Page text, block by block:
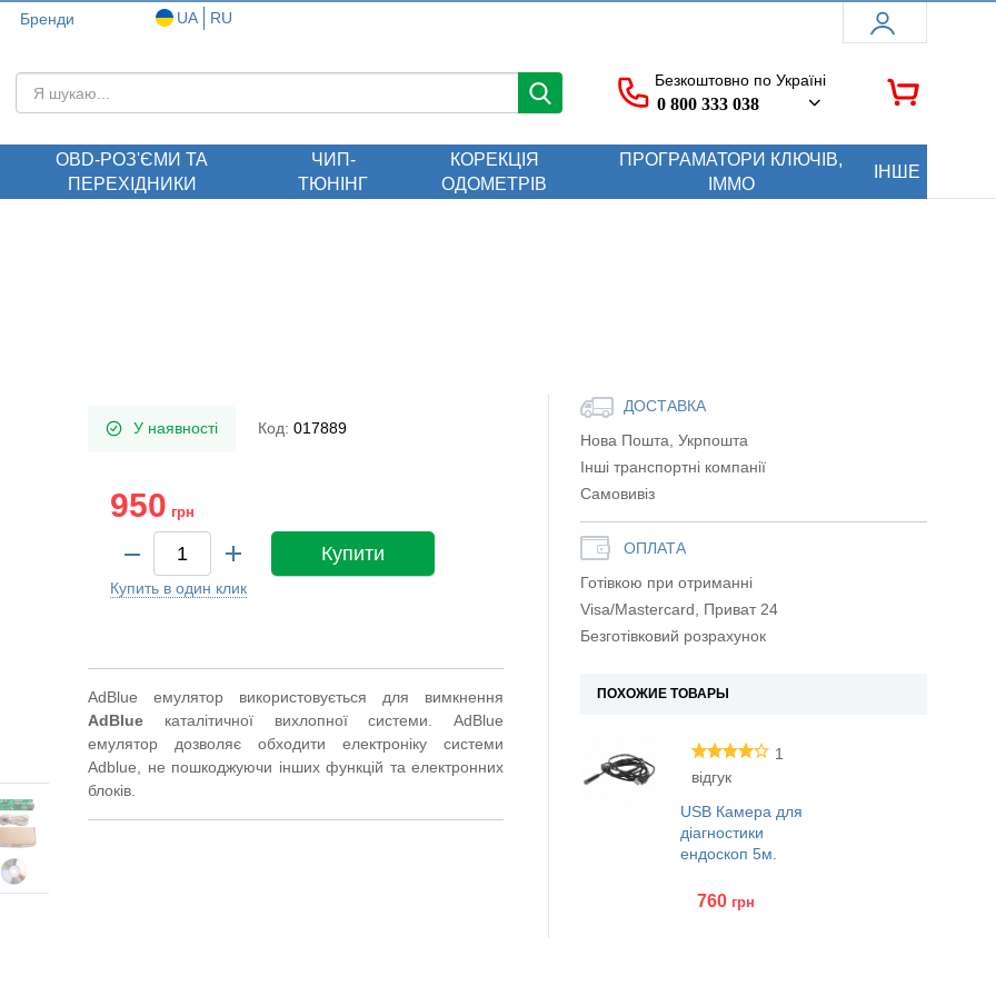
Бренди RU
UA
Безкоштовно по Україні
0 800 333 038
ОBD-РОЗ'ЄМИ ТА
ПЕРЕХІДНИКИ
ЧИП-
ТЮНІНГ
КОРЕКЦІЯ
ОДОМЕТРІВ
ПРОГРАМАТОРИ КЛЮЧІВ,
ІММО
ІНШЕ
ДОСТАВКА
Нова Пошта, Укрпошта
Інші транспортні компанії
Самовивіз
ОПЛАТА
Готівкою при отриманні
Visa/Mastercard, Приват 24
Безготівковий розрахунок
ПОХОЖИЕ ТОВАРЫ
1
відгук
USB Камера для
діагностики
ендоскоп 5м.
760 грн
У наявності Код: 017889
950 грн
Купити
Купить в один клик
AdBlue емулятор використовується для вимкнення
AdBlue каталітичної вихлопної системи.
AdBlue
емулятор дозволяє обходити електроніку системи
Adblue, не пошкоджуючи інших функцій та електронних
блоків.